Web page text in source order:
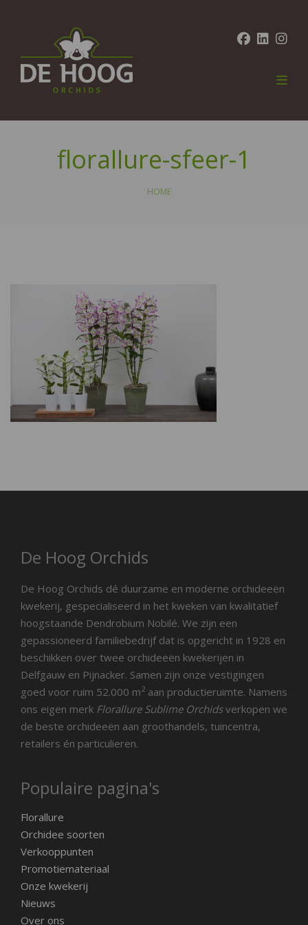
florallure-sfeer-1
HOME
De Hoog Orchids
De Hoog Orchids dé duurzame en moderne orchideeën
kwekerij, gespecialiseerd in het kweken van kwalitatief
hoogstaande Dendrobium Nobilé. We zijn een
gepassioneerd familiebedrijf dat is opgericht in 1928 en
beschikken over twee orchideeën kwekerijen in
Delfgauw en Pijnacker. Samen zijn onze vestigingen
goed voor ruim 52.000 m2 aan productieruimte. Namens
ons eigen merk Florallure Sublime Orchidsverkopen we
de beste orchideeën aan groothandels, tuincentra,
retailers én particulieren.
Populaire pagina's
Florallure
Orchidee soorten
Verkooppunten
Promotiemateriaal
Onze kwekerij
Nieuws
Over ons